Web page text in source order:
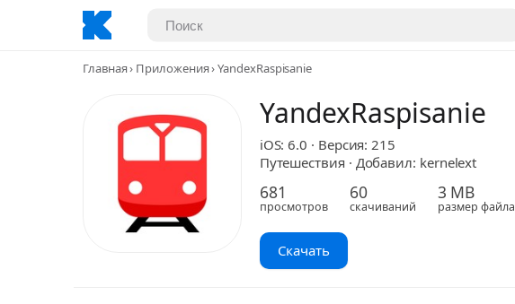
Главная Приложения YandexRaspisanie
YandexRaspisanie
iOS: 6.0 · Версия: 215
Путешествия · Добавил: kernelext
681
просмотров
60
скачиваний
3 MB
размер файла
Скачать